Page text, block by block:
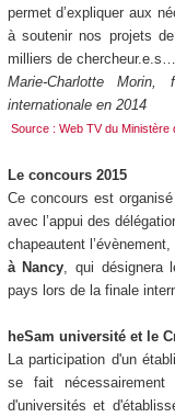
permet d’expliquer aux
à soutenir nos projets
milliers de
Marie-Charlotte
internationale en 2014
Source : Web TV du
Le concours 2015
Ce concours est
avec l’appui des
chapeautent
à Nancy, qui désignera
pays lors de la finale
heSam université et le
La participation d'un
se fait
d'universités et